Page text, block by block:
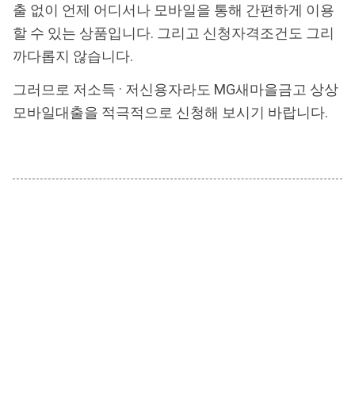
출 없이 언제 어디서나 모바일을 통해 간편하게 이용
할 수 있는 상품입니다. 그리고 신청자격조건도 그리
까다롭지 않습니다.
그러므로 저소득 · 저신용자라도 MG새마을금고 상상
모바일대출을 적극적으로 신청해 보시기 바랍니다.